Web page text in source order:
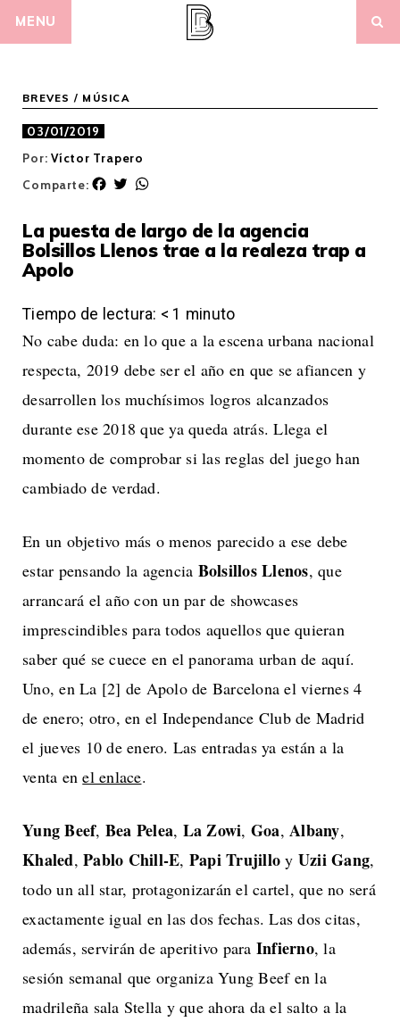
MENU
BREVES / MÚSICA
03/01/2019
Por:Víctor Trapero
Comparte:
F
e
b
k
T
t
t
t
s
p
La puesta de largo de la agencia
Bolsillos Llenos trae a la realeza trap a
Apolo
Tiempo de lectura: < 1 minuto
No cabe duda: en lo que a la escena urbana nacional
respecta, 2019 debe ser el año en que se afiancen y
desarrollen los muchísimos logros alcanzados
durante ese 2018 que ya queda atrás. Llega el
momento de comprobar si las reglas del juego han
cambiado de verdad.
En un objetivo más o menos parecido a ese debe
estar pensando la agencia Bolsillos Llenos, que
arrancará el año con un par de showcases
imprescindibles para todos aquellos que quieran
saber qué se cuece en el panorama urban de aquí.
Uno, en La [2] de Apolo de Barcelona el viernes 4
de enero; otro, en el Independance Club de Madrid
el jueves 10 de enero. Las entradas ya están a la
venta enel enlace.
Yung Beef, Bea Pelea, La Zowi, Goa, Albany,
Khaled, Pablo Chill-E, Papi Trujillo y Uzii Gang,
todo un all star, protagonizarán el cartel, que no será
exactamente igual en las dos fechas. Las dos citas,
además, servirán de aperitivo para Infierno, la
sesión semanal que organiza Yung Beef en la
madrileña sala Stella y que ahora da el salto a la